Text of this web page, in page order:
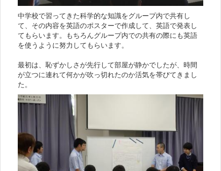
中学校で習ってきた科学的な知識をグループ内で共有し
て、その内容を英語のポスターで作成して、英語で発表し
てもらいます。もちろんグループ内での共有の際にも英語
を使うように努力してもらいます。
最初は、恥ずかしさが先行して部屋が静かでしたが、時間
が立つに連れて何かが吹っ切れたのか活気を帯びてきまし
た。